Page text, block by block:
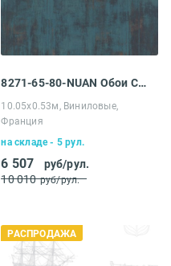
8271-65-80-NUAN Обои Casadeco Nuances
10.05х0.53м, Виниловые,
Франция
на складе - 5 рул.
6 507
руб/рул.
10 010 руб/рул.
РАСПРОДАЖА